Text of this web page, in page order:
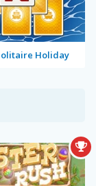
Holiday